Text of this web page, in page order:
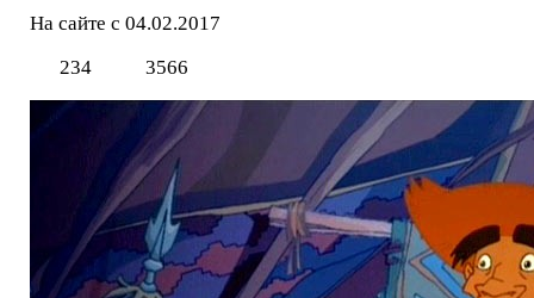
На сайте с 04.02.2017
234
3566